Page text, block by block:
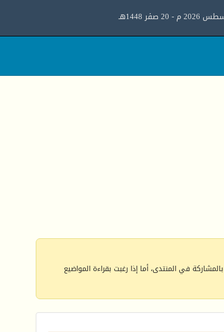
في المنتدى، أما إذا رغبت بقراءة المواضيع